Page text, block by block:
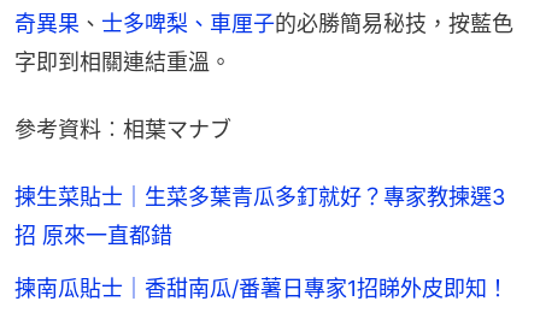
奇異果 、 士多啤梨、車厘子的必勝簡易秘技，按藍色
字即到相關連結重溫。
參考資料︰相葉マナブ
揀生菜貼士｜生菜多葉青瓜多釘就好？專家教揀選3
招 原來一直都錯
揀南瓜貼士｜香甜南瓜/番薯日專家1招睇外皮即知！